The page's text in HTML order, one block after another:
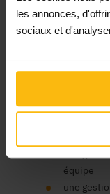
les annonces,
sociaux et
Un compte
de votre ASBL des
consulter le
association,
de formation en
un seul
équipe
une